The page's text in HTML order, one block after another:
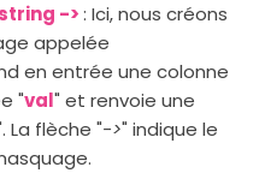
->: Ici, nous créons
appelée
en entrée une colonne
"val" et renvoie une
La flèche "->" indique le